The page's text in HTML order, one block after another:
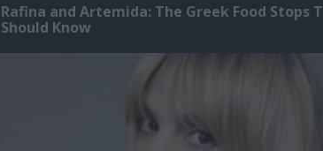
Rafina and Artemida: The Greek Food Stops
Should Know